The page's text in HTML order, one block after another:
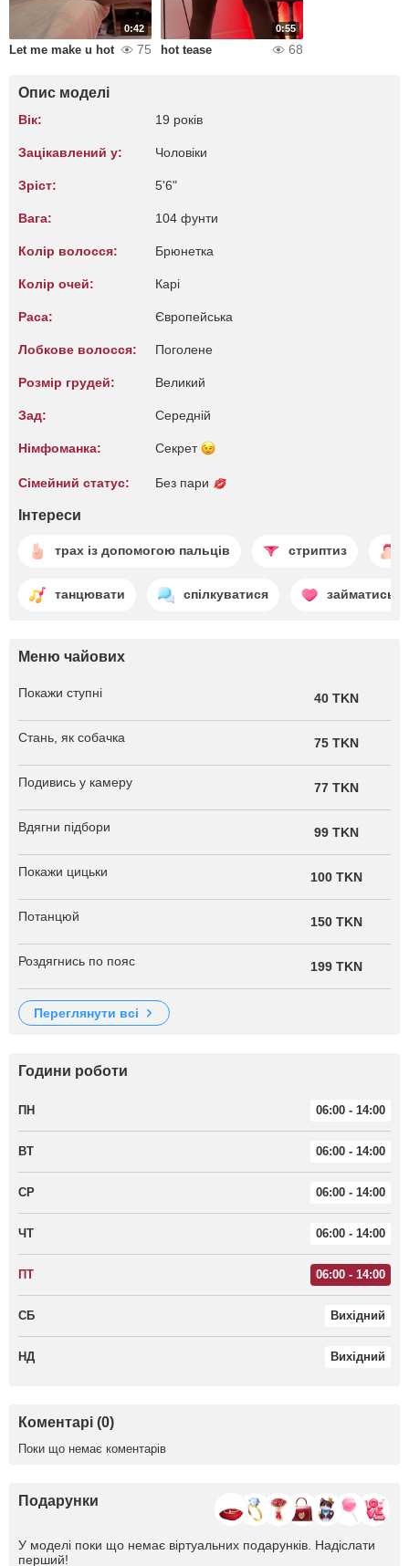
0:42
Let me make u hot 75
0:55
hot tease 68
Опис моделі
Вік: 19 років
Зацікавлений у: Чоловіки
Зріст: 5'6"
Вага: 104 фунти
Колір волосся: Брюнетка
Колір очей: Карі
Раса: Європейська
Лобкове волосся: Поголене
Розмір грудей: Великий
Зад: Середній
Німфоманка: Секрет
Сімейний статус: Без пари
Інтереси
трах із допомогою пальців стриптиз
танцювати спілкуватися займатись
Меню чайових
Покажи ступні 40 TKN
Стань, як собачка 75 TKN
Подивись у камеру 77 TKN
Вдягни підбори 99 TKN
Покажи цицьки 100 TKN
Потанцюй 150 TKN
Роздягнись по пояс 199 TKN
переглянути всі
Години роботи
ПН 06:00 - 14:00
ВТ 06:00 - 14:00
СР 06:00 - 14:00
ЧТ 06:00 - 14:00
ПТ 06:00 - 14:00
СБ Вихідний
НД Вихідний
Коментарі (0)
Поки що немає коментарів
Подарунки
У моделі поки що немає віртуальних подарунків. Надіслати
перший!